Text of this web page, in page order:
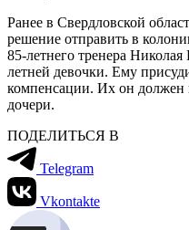
Ранее в Свердловской
решение отправить в
85-летнего тренера
летней девочки. Ему
компенсации. Их он должен
дочери.
ПОДЕЛИТЬСЯ В
Telegram
Vkontakte